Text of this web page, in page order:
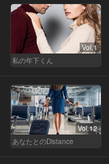
Vol.1
私の年下くん
Vol.12
あなたとのDistance